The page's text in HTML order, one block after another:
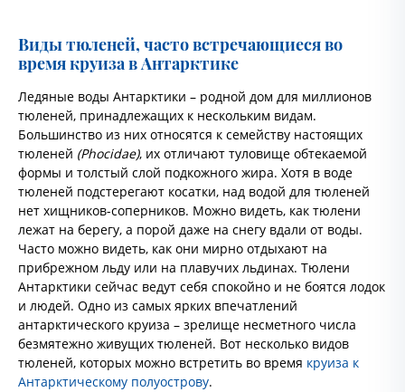
Виды тюленей, часто встречающиеся во
время круиза в Антарктике
Ледяные воды Антарктики – родной дом для миллионов
тюленей, принадлежащих к нескольким видам.
Большинство из них относятся к семейству настоящих
тюленей (Phocidae), их отличают туловище обтекаемой
формы и толстый слой подкожного жира. Хотя в воде
тюленей подстерегают косатки, над водой для тюленей
нет хищников-соперников. Можно видеть, как тюлени
лежат на берегу, а порой даже на снегу вдали от воды.
Часто можно видеть, как они мирно отдыхают на
прибрежном льду или на плавучих льдинах. Тюлени
Антарктики сейчас ведут себя спокойно и не боятся лодок
и людей. Одно из самых ярких впечатлений
антарктического круиза – зрелище несметного числа
безмятежно живущих тюленей. Вот несколько видов
тюленей, которых можно встретить во время круиза к
Антарктическому полуострову.